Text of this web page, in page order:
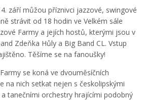
září můžou příznivci jazzové, swingové
strávit od 18 hodin ve Velkém sále
Farmy a jejích hostů, kterými jsou v
Zdeňka Hůly a Big Band CL. Vstup
Těšíme se na fanoušky!
se koná ve dvouměsíčních
na nich setkat nejen s českolipskými
tanečními orchestry hrajícími podobný